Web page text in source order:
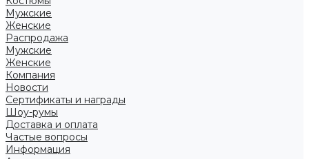
Мужские
Женские
Распродажа
Мужские
Женские
Компания
Новости
Сертификаты и награды
Шоу-румы
Доставка и оплата
Частые вопросы
Информация